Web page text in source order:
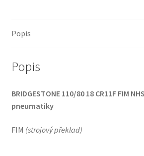
Popis
Popis
BRIDGESTONE 110/80 18 CR11F FIM
pneumatiky
FIM (strojový překlad)